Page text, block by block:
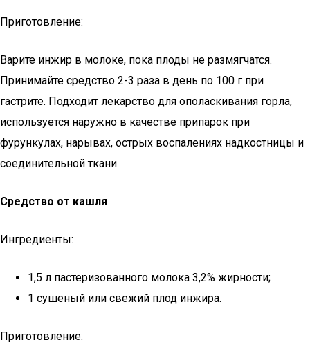
Приготовление:
Варите инжир в молоке, пока плоды не размягчатся.
Принимайте средство 2-3 раза в день по 100 г при
гастрите. Подходит лекарство для ополаскивания горла,
используется наружно в качестве припарок при
фурункулах, нарывах, острых воспалениях надкостницы и
соединительной ткани.
Средство от кашля
Ингредиенты:
1,5 л пастеризованного молока 3,2% жирности;
1 сушеный или свежий плод инжира.
Приготовление: